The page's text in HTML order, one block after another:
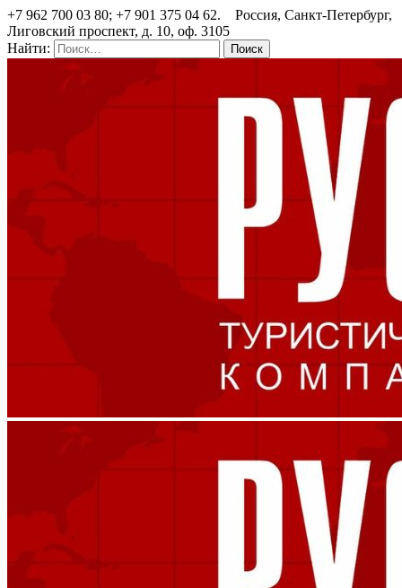
+7 962 700 03 80; +7 901 375 04 62. Россия, Санкт-Петербург,
Лиговский проспект, д. 10, оф. 3105
Найти: